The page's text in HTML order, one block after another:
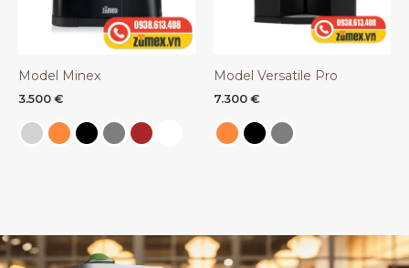
Model Minex
3.500 €
Model Versatile Pro
7.300 €